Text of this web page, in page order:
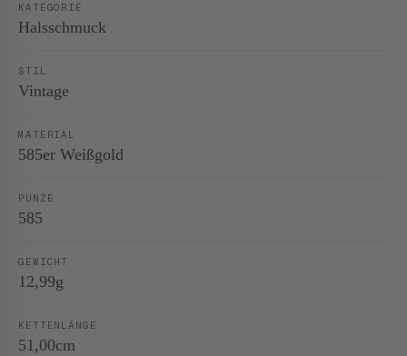
KATEGORIE
Halsschmuck
STIL
Vintage
MATERIAL
585er Weißgold
PUNZE
585
GEWICHT
12,99g
KETTENLÄNGE
51,00cm